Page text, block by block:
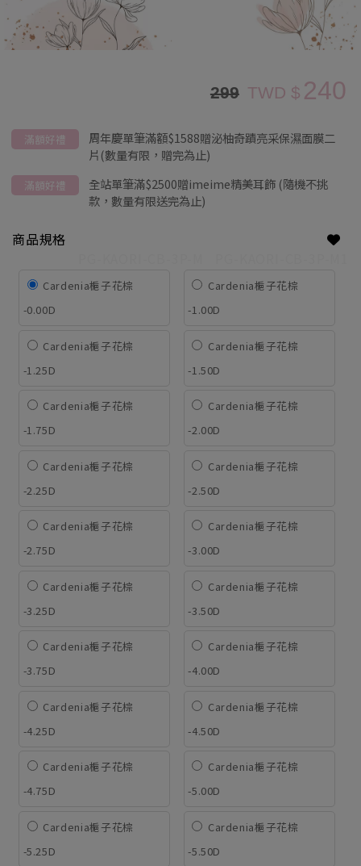
240
TWD $
299
滿額好禮
周年慶單筆滿額$1588贈泌柚奇蹟亮采保濕面膜二
片(數量有限，贈完為止)
滿額好禮
全站單筆滿$2500贈imeime精美耳飾 (隨機不挑
款，數量有限送完為止)
商品規格
Cardenia梔子花棕
-0.00D
Cardenia梔子花棕
-1.00D
Cardenia梔子花棕
-1.25D
Cardenia梔子花棕
-1.50D
Cardenia梔子花棕
-1.75D
Cardenia梔子花棕
-2.00D
Cardenia梔子花棕
-2.25D
Cardenia梔子花棕
-2.50D
Cardenia梔子花棕
-2.75D
Cardenia梔子花棕
-3.00D
Cardenia梔子花棕
-3.25D
Cardenia梔子花棕
-3.50D
Cardenia梔子花棕
-3.75D
Cardenia梔子花棕
-4.00D
Cardenia梔子花棕
-4.25D
Cardenia梔子花棕
-4.50D
Cardenia梔子花棕
-4.75D
Cardenia梔子花棕
-5.00D
Cardenia梔子花棕
-5.25D
Cardenia梔子花棕
-5.50D